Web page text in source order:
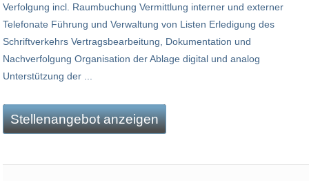
Verfolgung incl. Raumbuchung Vermittlung interner und externer
Telefonate Führung und Verwaltung von Listen Erledigung des
Schriftverkehrs Vertragsbearbeitung, Dokumentation und
Nachverfolgung Organisation der Ablage digital und analog
Unterstützung der ...
Stellenangebot anzeigen